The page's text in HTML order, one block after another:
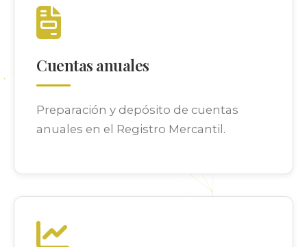
Cuentas anuales
Preparación y depósito de cuentas
anuales en el Registro Mercantil.